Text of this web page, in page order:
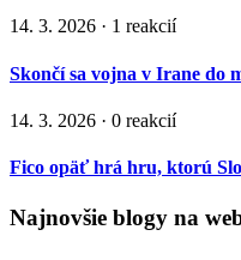
14. 3. 2026 · 1 reakcií
Skončí sa vojna v Irane do
14. 3. 2026 · 0 reakcií
Fico opäť hrá hru, ktorú
Najnovšie blogy na